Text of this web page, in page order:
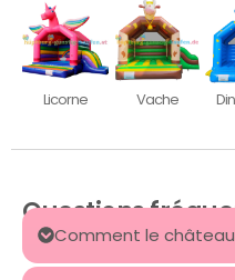
Licorne Vache
Questions
Comment le